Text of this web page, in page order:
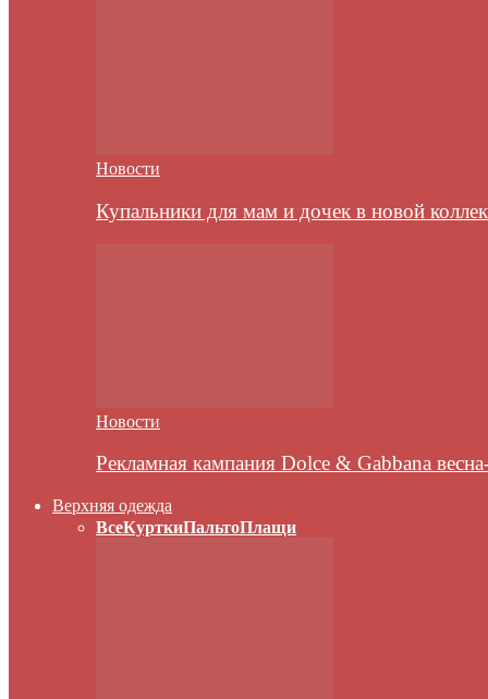
Новости
Купальники для мам и дочек в новой
Новости
Рекламная кампания Dolce & Gabbana
Верхняя одежда
ВсеКурткиПальтоПлащи